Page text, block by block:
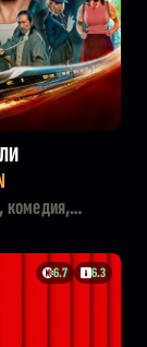
комедия,
6.7 6.3